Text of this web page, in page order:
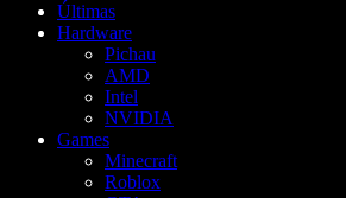
Últimas
Hardware
Pichau
AMD
Intel
NVIDIA
Games
Minecraft
Roblox